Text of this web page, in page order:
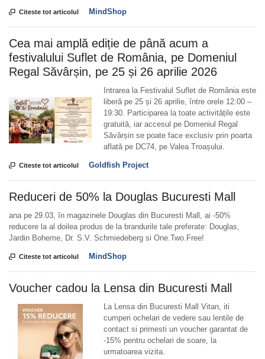
 Citeste tot articolul MindShop
Cea mai amplă ediție de până acum a
festivalului Suflet de România, pe Domeniul
Regal Săvârșin, pe 25 și 26 aprilie 2026
Intrarea la Festivalul Suflet de România este
liberă pe 25 și 26 aprilie, între orele 12:00 –
19:30. Participarea la toate activitățile este
gratuită, iar accesul pe Domeniul Regal
Săvârșin se poate face exclusiv prin poarta
aflată pe DC74, pe Valea Troașului.
 Citeste tot articolul Goldfish Project
Reduceri de 50% la Douglas Bucuresti Mall
ana pe 29.03, în magazinele Douglas din Bucuresti Mall, ai -50%
reducere la al doilea produs de la brandurile tale preferate: Douglas,
Jardin Boheme, Dr. S.V. Schmiedeberg si One.Two.Free!
 Citeste tot articolul MindShop
Voucher cadou la Lensa din Bucuresti Mall
La Lensa din Bucuresti Mall Vitan, iti
cumperi ochelari de vedere sau lentile de
contact si primesti un voucher garantat de
-15% pentru ochelari de soare, la
urmatoarea vizita.